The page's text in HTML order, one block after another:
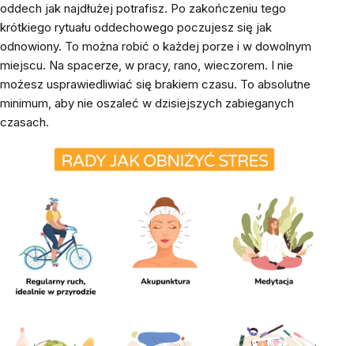
oddech jak najdłużej potrafisz. Po zakończeniu tego
krótkiego rytuału oddechowego poczujesz się jak
odnowiony. To można robić o każdej porze i w dowolnym
miejscu. Na spacerze, w pracy, rano, wieczorem. I nie
możesz usprawiedliwiać się brakiem czasu. To absolutne
minimum, aby nie oszaleć w dzisiejszych zabieganych
czasach.